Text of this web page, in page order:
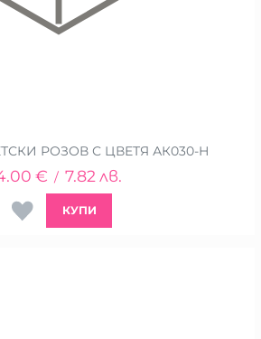
РОЗОВ С ЦВЕТЯ АК030-Н
€ / 7.82 лв.
КУПИ